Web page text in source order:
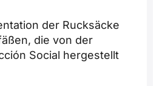
der Rucksäcke
die von der
Social hergestellt